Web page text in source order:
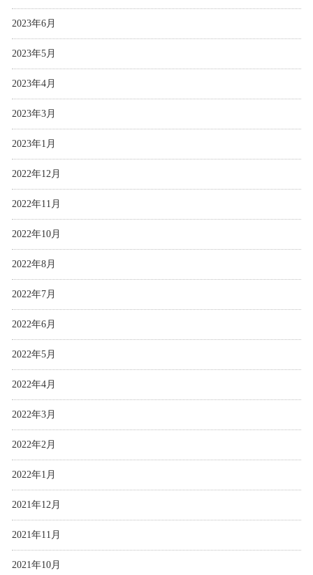
2023年6月
2023年5月
2023年4月
2023年3月
2023年1月
2022年12月
2022年11月
2022年10月
2022年8月
2022年7月
2022年6月
2022年5月
2022年4月
2022年3月
2022年2月
2022年1月
2021年12月
2021年11月
2021年10月